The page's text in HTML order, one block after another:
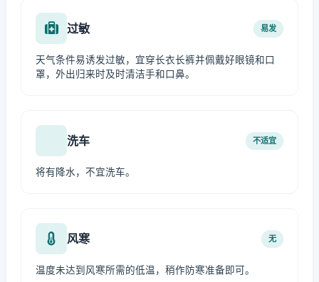
过敏 易发
天气条件易诱发过敏，宜穿长衣长裤并佩戴好眼镜和口
罩，外出归来时及时清洁手和口鼻。
洗车 不适宜
将有降水，不宜洗车。
风寒 无
温度未达到风寒所需的低温，稍作防寒准备即可。